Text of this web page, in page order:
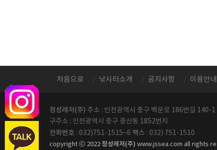
처음으로 낚시터소개 공지사항 이용안내
정성레저(주) 주소 : 인천광역시 중구 백운로 186번길 140-1
구주소 : 인천광역시 중구 중산동 1852번지
전화번호 : 032)751-1515~6 팩스 : 032) 751-1510
copyright ⓒ 2022 정성레저(주) www.jssea.com all rights